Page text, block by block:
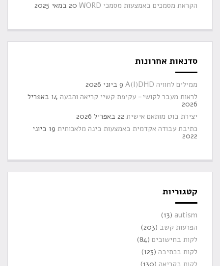
הקראת מסמכים באמצעות מסמכי WORD
20 במאי 2025
סדנאות אחרונות
ממילים לחוויה A(I)DHD
9 ביוני 2026
לראות מעבר לקושי- עקיפת קשיי קריאה והבעה
14 באפריל
2026
יצירת בוט מותאם אישית 22 באפריל 2026
כתיבת עבודה אקדמית באמצעות בינה מלאכותית
19 ביוני
2022
קטגוריות
autism
(13)
הפרעות קשב (203)
לקות בחישובים (84)
לקות בכתיבה (123)
לקות בקריאה (130)